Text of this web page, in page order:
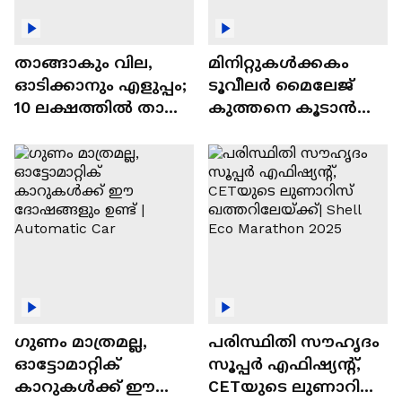
താങ്ങാകും വില,
ഓടിക്കാനും എളുപ്പം;
10 ലക്ഷത്തിൽ താഴെ
ഓട്ടോമാറ്റിക്ക്
എസ്‍യുവികൾ
മിനിറ്റുകൾക്കകം
ടൂവീലർ മൈലേജ്
കുത്തനെ കൂടാൻ
ഗുണം മാത്രമല്ല,
ഓട്ടോമാറ്റിക്
കാറുകൾക്ക് ഈ
പരിസ്ഥിതി സൗഹൃദം
സൂപ്പർ എഫിഷ്യന്റ്,
CETയുടെ ലുണാറിസ്